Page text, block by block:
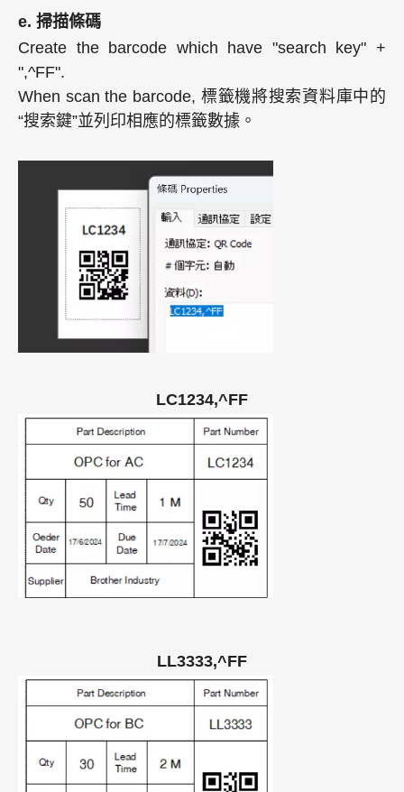
e. 掃描條碼
Create the barcode which have "search key" +
",^FF".
When scan the barcode, 標籤機將搜索資料庫中的
“搜索鍵”並列印相應的標籤數據。
LC1234,^FF
LL3333,^FF